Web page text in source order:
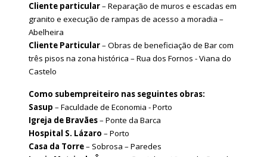
Cliente particular– Reparação de muros e escadas em
granito e execução de rampas de acesso a moradia –
Abelheira
Cliente Particular– Obras de beneficiação de Bar com
três pisos na zona histórica – Rua dos Fornos - Viana do
Castelo
Como subempreiteiro nas seguintes obras:
Sasup – Faculdade de Economia - Porto
Igreja de Bravães– Ponte da Barca
Hospital S. Lázaro – Porto
Casa da Torre– Sobrosa – Paredes